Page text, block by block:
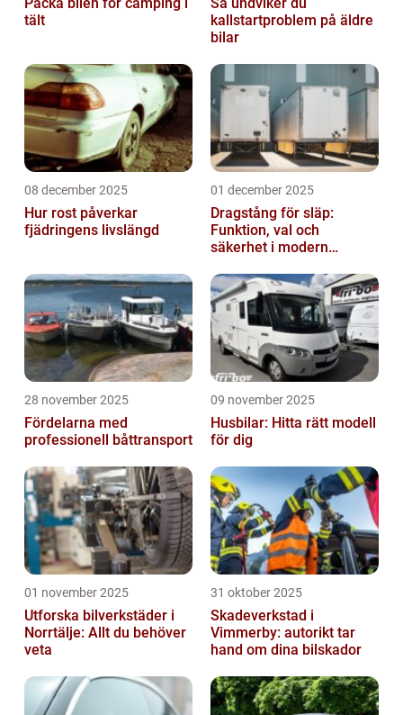
tält
kallstartproblem på äldre
bilar
08 december 2025
Hur rost påverkar
fjädringens livslängd
01 december 2025
Dragstång för släp:
Funktion, val och
säkerhet i modern
28 november 2025
Fördelarna med
professionell båttransport
09 november 2025
Husbilar: Hitta rätt modell
för dig
01 november 2025
Utforska bilverkstäder i
Norrtälje: Allt du behöver
veta
31 oktober 2025
Skadeverkstad i
Vimmerby: autorikt tar
hand om dina bilskador